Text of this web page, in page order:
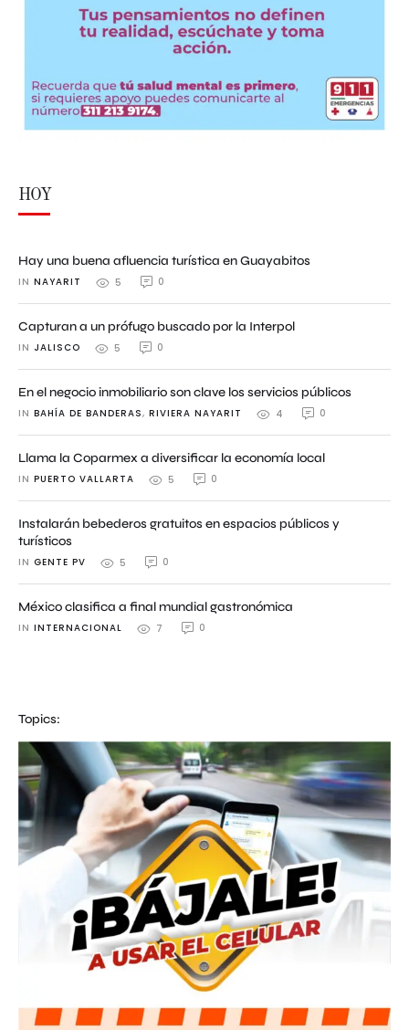
HOY
Hay una buena afluencia turística en Guayabitos
IN NAYARIT 5 0
Capturan a un prófugo buscado por la Interpol
IN JALISCO 5 0
En el negocio inmobiliario son clave los servicios públicos
IN BAHÍA DE BANDERAS, RIVIERA NAYARIT 4 0
Llama la Coparmex a diversificar la economía local
IN PUERTO VALLARTA 5 0
Instalarán bebederos gratuitos en espacios públicos y
turísticos
IN GENTE PV 5 0
México clasifica a final mundial gastronómica
IN INTERNACIONAL 7 0
Topics: